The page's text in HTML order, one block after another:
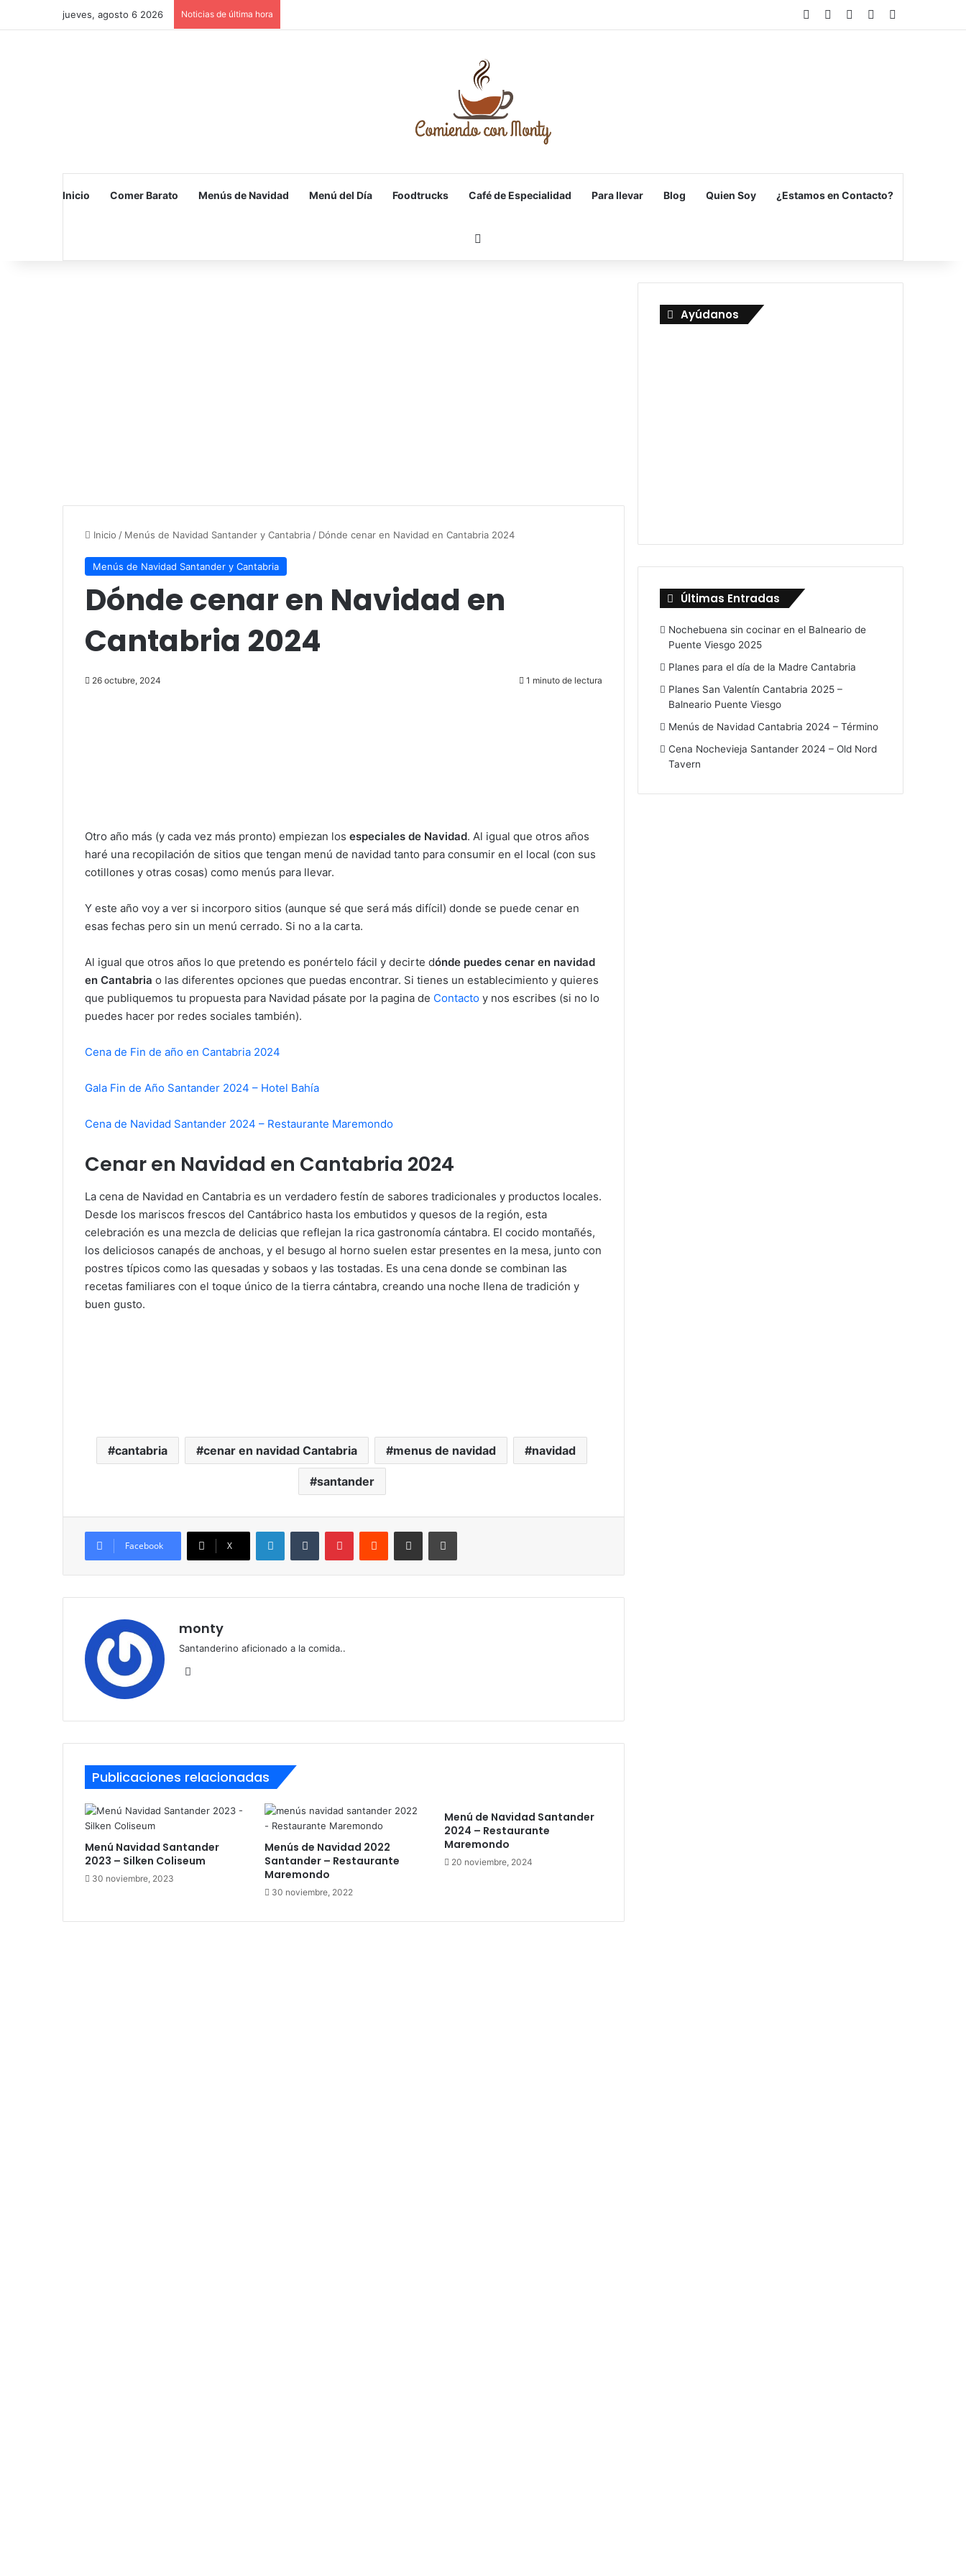
jueves, agosto 6 2026 Noticias de última hora Facebook Flickr Vimeo
Inicio Comer Barato Menús de Navidad Menú del Día Foodtrucks Café de Especialidad Para llevar Blog Quien Soy ¿Estamos en Contacto?
Inicio / Menús de Navidad Santander y Cantabria / Dónde cenar en Navidad en Cantabria 2024
Menús de Navidad Santander y Cantabria
Dónde cenar en Navidad en
Cantabria 2024
26 octubre, 2024 1 minuto de lectura
Otro año más (y cada vez más pronto) empiezan los especiales de Navidad. Al igual que otros años
haré una recopilación de sitios que tengan menú de navidad tanto para consumir en el local (con sus
cotillones y otras cosas) como menús para llevar.
Y este año voy a ver si incorporo sitios (aunque sé que será más difícil) donde se puede cenar en
esas fechas pero sin un menú cerrado. Si no a la carta.
Al igual que otros años lo que pretendo es ponértelo fácil y decirte dónde puedes cenar en navidad
en Cantabria o las diferentes opciones que puedas encontrar. Si tienes un establecimiento y quieres
que publiquemos tu propuesta para Navidad pásate por la pagina de Contacto y nos escribes (si no lo
puedes hacer por redes sociales también).
Cena de Fin de año en Cantabria 2024
Gala Fin de Año Santander 2024 – Hotel Bahía
Cena de Navidad Santander 2024 – Restaurante Maremondo
Cenar en Navidad en Cantabria 2024
La cena de Navidad en Cantabria es un verdadero festín de sabores tradicionales y productos locales.
Desde los mariscos frescos del Cantábrico hasta los embutidos y quesos de la región, esta
celebración es una mezcla de delicias que reflejan la rica gastronomía cántabra. El cocido montañés,
los deliciosos canapés de anchoas, y el besugo al horno suelen estar presentes en la mesa, junto con
postres típicos como las quesadas y sobaos y las tostadas. Es una cena donde se combinan las
recetas familiares con el toque único de la tierra cántabra, creando una noche llena de tradición y
buen gusto.
cantabria cenar en navidad Cantabria menus de navidad navidad
santander
Facebook X
LinkedInTumblr PinterestReddit Compartir por correo electrónicoImprimir
monty
Santanderino aficionado a la comida..
Publicaciones relacionadas
Menú Navidad Santander
2023 – Silken Coliseum
30 noviembre, 2023
Menús de Navidad 2022
Santander – Restaurante
Maremondo
30 noviembre, 2022
Menú de Navidad Santander
2024 – Restaurante
Maremondo
20 noviembre, 2024
Ayúdanos
Últimas Entradas
Nochebuena sin cocinar en el Balneario de
Puente Viesgo 2025
Planes para el día de la Madre Cantabria
Planes San Valentín Cantabria 2025 –
Balneario Puente Viesgo
Menús de Navidad Cantabria 2024 – Término
Cena Nochevieja Santander 2024 – Old Nord
Tavern